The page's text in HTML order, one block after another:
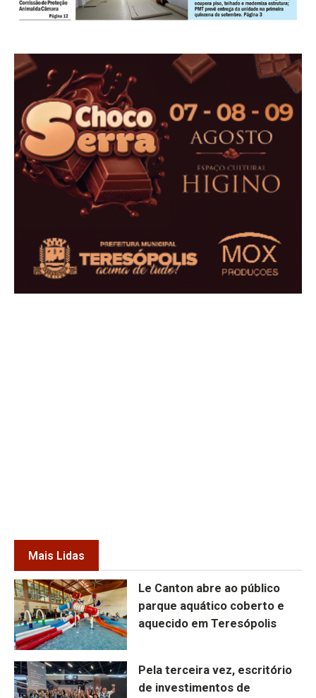
Mais Lidas
Le Canton abre ao público
parque aquático coberto e
aquecido em Teresópolis
Pela terceira vez, escritório
de investimentos de